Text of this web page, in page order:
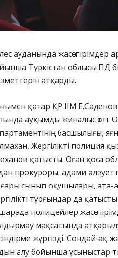
ауданында жасөспірімдер
Түркістан облысы ПД
атқарды.
қатар ҚР ІІМ
ауқымды жиналыс өтті.
басшылығы,
Жергілікті полиция
қатысты. Оған қоса
прокуроры, адами
сынып оқушылары, ата-
тұрғындар да қатысты.
шарада полицейлер
мақсатында
жүргізді. Сондай-ақ
алу бойынша ұсыныстар